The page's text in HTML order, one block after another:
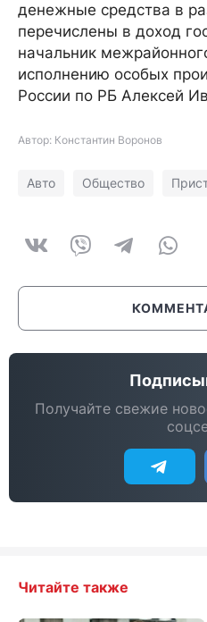
денежные средства в
перечислены в доход
начальник
исполнению особых
России по РБ Алексей
Автор: Константин Воронов
Авто Общество
Получайте свежие
Читайте также